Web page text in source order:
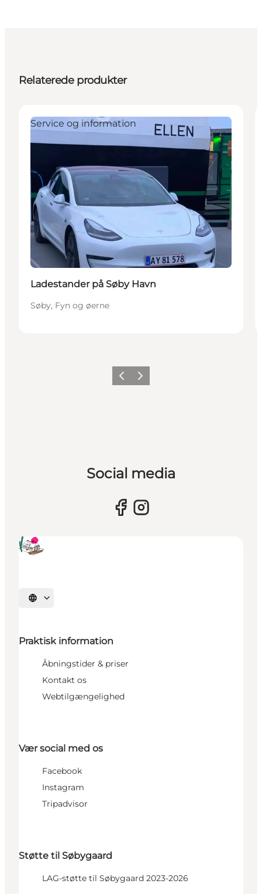
Relaterede produkter
Service og information
Ladestander på Søby Havn
Søby, Fyn og øerne
ForrigeNæste
Social media
Vælg sprog
Praktisk information
Åbningstider & priser
Kontakt os
Webtilgængelighed
Vær social med os
Facebook
Instagram
Tripadvisor
Støtte til Søbygaard
LAG-støtte til Søbygaard 2023-2026